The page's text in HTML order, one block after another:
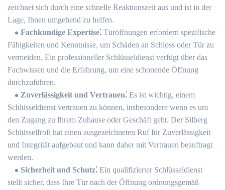
zeichnet sich durch eine schnelle Reaktionszeit aus und ist in der
Lage, Ihnen umgehend zu helfen.​
Fachkundige Expertise⁚ Türöffnungen erfordern spezifische
Fähigkeiten und Kenntnisse, um Schäden an Schloss oder Tür zu
vermeiden. Ein professioneller Schlüsseldienst verfügt über das
Fachwissen und die Erfahrung, um eine schonende Öffnung
durchzuführen.​
Zuverlässigkeit und Vertrauen⁚ Es ist wichtig, einem
Schlüsseldienst vertrauen zu können, insbesondere wenn es um
den Zugang zu Ihrem Zuhause oder Geschäft geht.​ Der Silberg
Schlüsselfrofi hat einen ausgezeichneten Ruf für Zuverlässigkeit
und Integrität aufgebaut und kann daher mit Vertrauen beauftragt
werden.​
Sicherheit und Schutz⁚ Ein qualifizierter Schlüsseldienst
stellt sicher, dass Ihre Tür nach der Öffnung ordnungsgemäß